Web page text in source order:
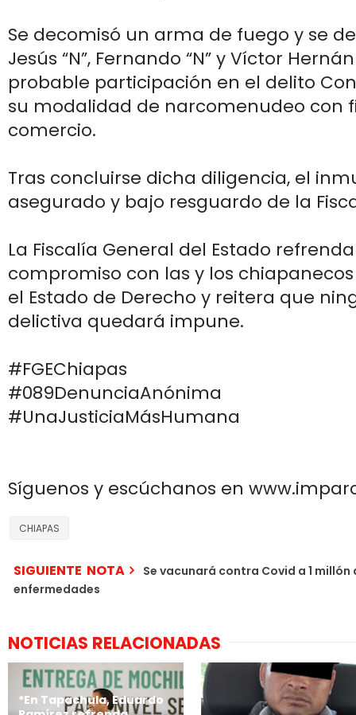
Se decomisó un arma de fuego y se
Jesús “N”, Fernando “N” y Víctor
probable participación en el delito
su modalidad de narcomenudeo con
comercio.
Tras concluirse dicha diligencia, el
asegurado y bajo resguardo de la
La Fiscalía General del Estado
compromiso con las y los
el Estado de Derecho y reitera que
delictiva quedará impune.
#FGEChiapas
#089DenunciaAnónima
#UnaJusticiaMásHumana
Síguenos y escúchanos en
CHIAPAS
SIGUIENTE NOTA
Se vacunará contra Covid a 1 millón
enfermedades
NOTICIAS RELACIONADAS
*En Tapachula, Eduardo